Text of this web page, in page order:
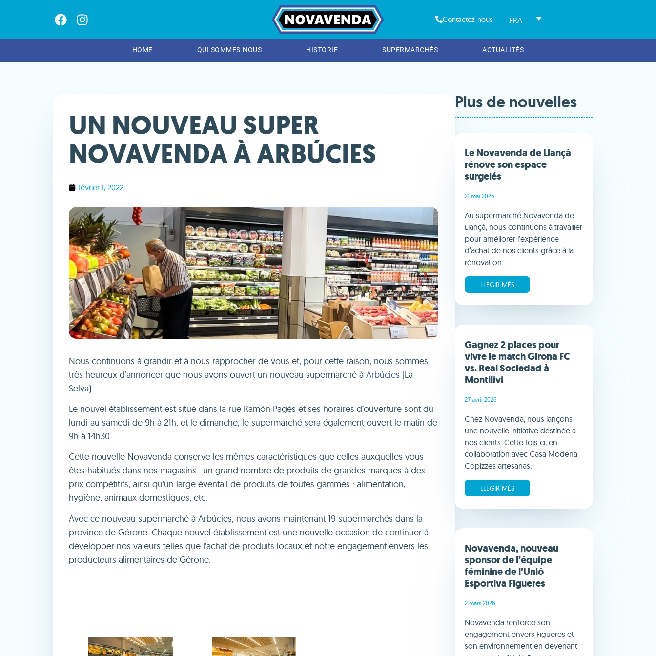
Contactez-nous FRA
HOME QUI SOMMES-NOUS HISTORIE SUPERMARCHÉS ACTUALITÉS
UN NOUVEAU SUPER
NOVAVENDA À ARBÚCIES
février 1, 2022
Nous continuons à grandir et à nous rapprocher de vous et, pour cette raison, nous sommes
très heureux d’annoncer que nous avons ouvert un nouveau supermarché àArbúcies (La
Selva).
Le nouvel établissement est situé dans la rue Ramón Pagès et ses horaires d’ouverture sont du
lundi au samedi de 9h à 21h, et le dimanche, le supermarché sera également ouvert le matin de
9h à 14h30.
Cette nouvelle Novavenda conserve les mêmes caractéristiques que celles auxquelles vous
êtes habitués dans nos magasins : un grand nombre de produits de grandes marques à des
prix compétitifs, ainsi qu’un large éventail de produits de toutes gammes : alimentation,
hygiène, animaux domestiques, etc.
Avec ce nouveau supermarché à Arbúcies, nous avons maintenant 19 supermarchés dans la
province de Gérone. Chaque nouvel établissement est une nouvelle occasion de continuer à
développer nos valeurs telles que l’achat de produits locaux et notre engagement envers les
producteurs alimentaires de Gérone.
Plus de nouvelles
Le Novavenda de Llançà
rénove son espace
surgelés
21 mai 2026
Au supermarché Novavenda de
Llançà, nous continuons à travailler
pour améliorer l’expérience
d’achat de nos clients grâce à la
rénovation
LLEGIR MÉS
Gagnez 2 places pour
vivre le match Girona FC
vs. Real Sociedad à
Montilivi
27 avril 2026
Chez Novavenda, nous lançons
une nouvelle initiative destinée à
nos clients. Cette fois-ci, en
collaboration avec Casa Modena
Copizzes artesanas,
LLEGIR MÉS
Novavenda, nouveau
sponsor de l’équipe
féminine de l’Unió
Esportiva Figueres
2 mars 2026
Novavenda renforce son
engagement envers Figueres et
son environnement en devenant